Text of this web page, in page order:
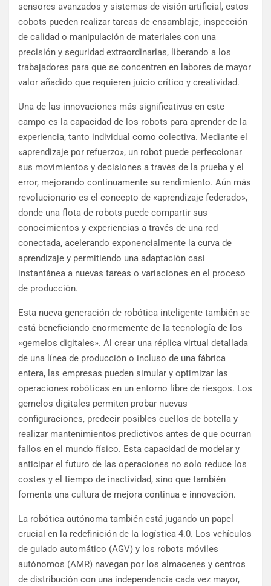
sensores avanzados y sistemas de visión artificial, estos
cobots pueden realizar tareas de ensamblaje, inspección
de calidad o manipulación de materiales con una
precisión y seguridad extraordinarias, liberando a los
trabajadores para que se concentren en labores de mayor
valor añadido que requieren juicio crítico y creatividad.
Una de las innovaciones más significativas en este
campo es la capacidad de los robots para aprender de la
experiencia, tanto individual como colectiva. Mediante el
«aprendizaje por refuerzo», un robot puede perfeccionar
sus movimientos y decisiones a través de la prueba y el
error, mejorando continuamente su rendimiento. Aún más
revolucionario es el concepto de «aprendizaje federado»,
donde una flota de robots puede compartir sus
conocimientos y experiencias a través de una red
conectada, acelerando exponencialmente la curva de
aprendizaje y permitiendo una adaptación casi
instantánea a nuevas tareas o variaciones en el proceso
de producción.
Esta nueva generación de robótica inteligente también se
está beneficiando enormemente de la tecnología de los
«gemelos digitales». Al crear una réplica virtual detallada
de una línea de producción o incluso de una fábrica
entera, las empresas pueden simular y optimizar las
operaciones robóticas en un entorno libre de riesgos. Los
gemelos digitales permiten probar nuevas
configuraciones, predecir posibles cuellos de botella y
realizar mantenimientos predictivos antes de que ocurran
fallos en el mundo físico. Esta capacidad de modelar y
anticipar el futuro de las operaciones no solo reduce los
costes y el tiempo de inactividad, sino que también
fomenta una cultura de mejora continua e innovación.
La robótica autónoma también está jugando un papel
crucial en la redefinición de la logística 4.0. Los vehículos
de guiado automático (AGV) y los robots móviles
autónomos (AMR) navegan por los almacenes y centros
de distribución con una independencia cada vez mayor,